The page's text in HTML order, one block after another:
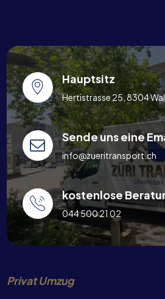
Hauptsitz
Hertistrasse 25, 8304
Sende uns eine
info@zueritransport.ch
kostenlose
044 500 21 02
Privat Umzug